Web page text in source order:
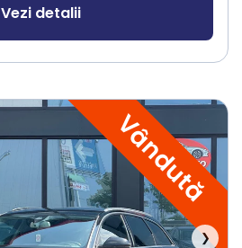
Vezi detalii
Vândută
❯